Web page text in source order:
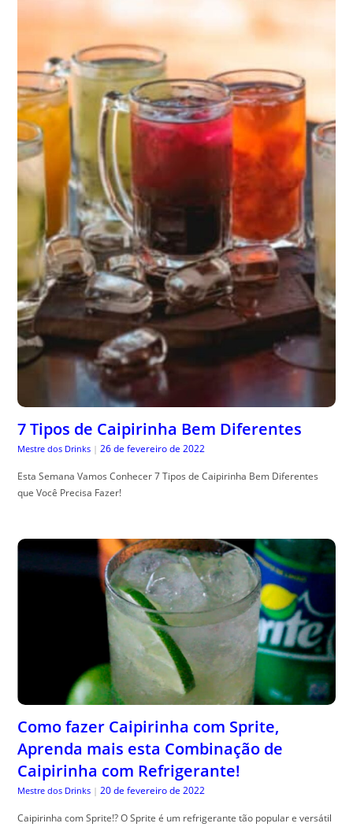
7 Tipos de Caipirinha Bem Diferentes
Mestre dos Drinks | 26 de fevereiro de 2022
Esta Semana Vamos Conhecer 7 Tipos de Caipirinha Bem Diferentes
que Você Precisa Fazer!
Como fazer Caipirinha com Sprite,
Aprenda mais esta Combinação de
Caipirinha com Refrigerante!
Mestre dos Drinks | 20 de fevereiro de 2022
Caipirinha com Sprite!? O Sprite é um refrigerante tão popular e versátil